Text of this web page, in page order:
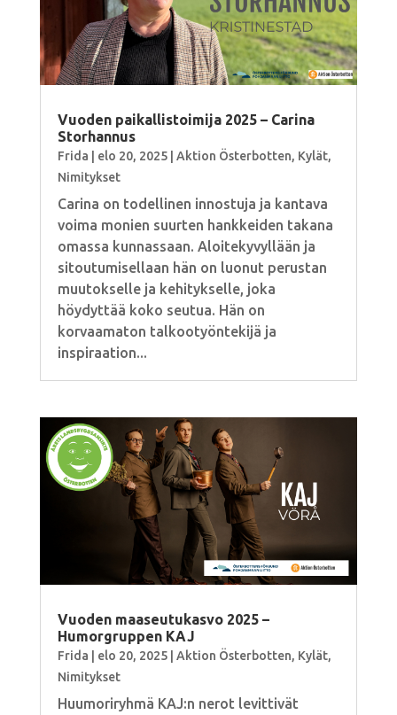
Vuoden paikallistoimija 2025 – Carina
Storhannus
Frida elo 20, 2025| Aktion Österbotten, Kylät,
Nimitykset
Carina on todellinen innostuja ja kantava
voima monien suurten hankkeiden takana
omassa kunnassaan. Aloitekyvyllään ja
sitoutumisellaan hän on luonut perustan
muutokselle ja kehitykselle, joka
höydyttää koko seutua. Hän on
korvaamaton talkootyöntekijä ja
inspiraation...
Vuoden maaseutukasvo 2025 –
Humorgruppen KAJ
Frida | elo 20, 2025| Aktion Österbotten, Kylät,
Nimitykset
Huumoriryhmä KAJ:n nerot levittivät